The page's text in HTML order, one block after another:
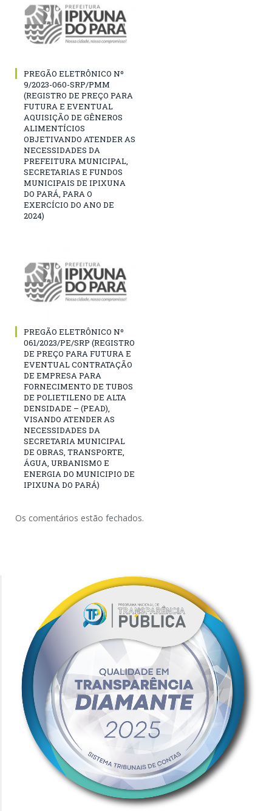
PREGÃO ELETRÔNICO Nº
9/2023-060-SRP/PMM
(REGISTRO DE PREÇO PARA
FUTURA E EVENTUAL
AQUISIÇÃO DE GÊNEROS
ALIMENTÍCIOS
OBJETIVANDO ATENDER AS
NECESSIDADES DA
PREFEITURA MUNICIPAL,
SECRETARIAS E FUNDOS
MUNICIPAIS DE IPIXUNA
DO PARÁ, PARA O
EXERCÍCIO DO ANO DE
2024)
PREGÃO ELETRÔNICO Nº
061/2023/PE/SRP (REGISTRO
DE PREÇO PARA FUTURA E
EVENTUAL CONTRATAÇÃO
DE EMPRESA PARA
FORNECIMENTO DE TUBOS
DE POLIETILENO DE ALTA
DENSIDADE – (PEAD),
VISANDO ATENDER AS
NECESSIDADES DA
SECRETARIA MUNICIPAL
DE OBRAS, TRANSPORTE,
ÁGUA, URBANISMO E
ENERGIA DO MUNICIPIO DE
IPIXUNA DO PARÁ)
Os comentários estão fechados.